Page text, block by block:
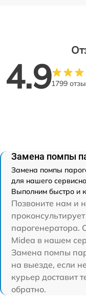
4.91799
Замена помпы
Замена помпы
для нашего
Выполним быстро и
Позвоните нам и
парогенератора.
Midea в нашем
Замена помпы
на выезде, если
курьер доставит
обратно.